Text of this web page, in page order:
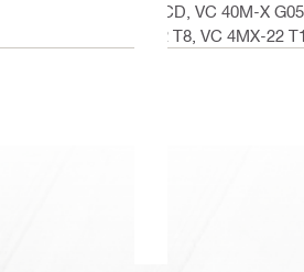
ACD, VC 40M-X
22 T8, VC 4MX-22